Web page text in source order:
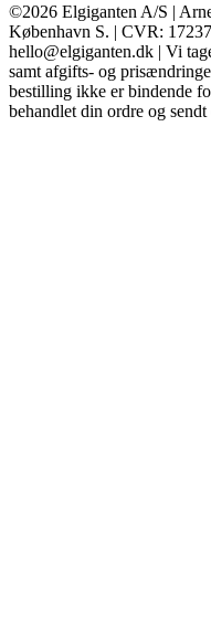
©2026 Elgiganten A/S |
København S. | CVR:
hello@elgiganten.dk | Vi
samt afgifts- og
bestilling ikke er bindende
behandlet din ordre og